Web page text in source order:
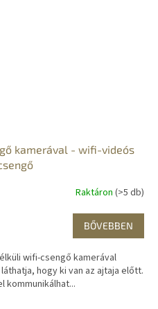
kamerával - wifi-videós
Raktáron (>5 db)
BŐVEBBEN
wifi-csengő kamerával
hogy ki van az ajtaja előtt.
kommunikálhat...